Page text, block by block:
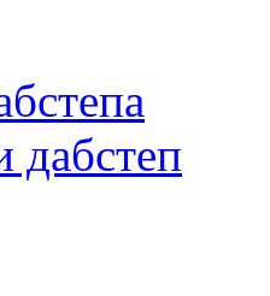
дабстеп